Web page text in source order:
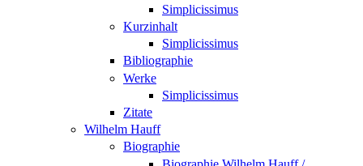
Simplicissimus
Kurzinhalt
Simplicissimus
Bibliographie
Werke
Simplicissimus
Zitate
Wilhelm Hauff
Biographie